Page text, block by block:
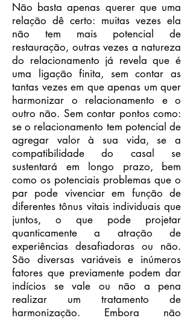
Não basta apenas querer que uma
relação dê certo: muitas vezes ela
não tem mais potencial de
restauração, outras vezes a natureza
do relacionamento já revela que é
uma ligação finita, sem contar as
tantas vezes em que apenas um quer
harmonizar o relacionamento e o
outro não. Sem contar pontos como:
se o relacionamento tem potencial de
agregar valor à sua vida, se a
compatibilidade do casal se
sustentará em longo prazo, bem
como os potenciais problemas que o
par pode vivenciar em função de
diferentes tônus vitais individuais que
juntos, o que pode projetar
quanticamente a atração de
experiências desafiadoras ou não.
São diversas variáveis e inúmeros
fatores que previamente podem dar
indícios se vale ou não a pena
realizar um tratamento de
harmonização. Embora não